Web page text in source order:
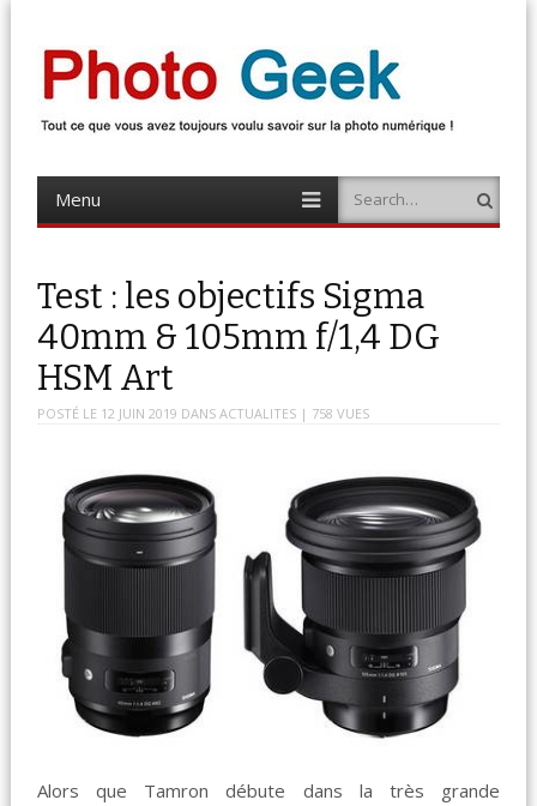
Photo Geek
Menu
content
Search
Test : les objectifs Sigma
40mm & 105mm f/1,4 DG
HSM Art
POSTÉ LE 12 JUIN 2019 DANSACTUALITES | 758 VUES
Alors que Tamron débute dans la très grande